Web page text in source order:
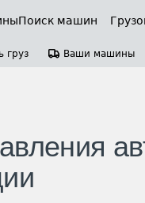
Поиск машин
груз Ваши машины